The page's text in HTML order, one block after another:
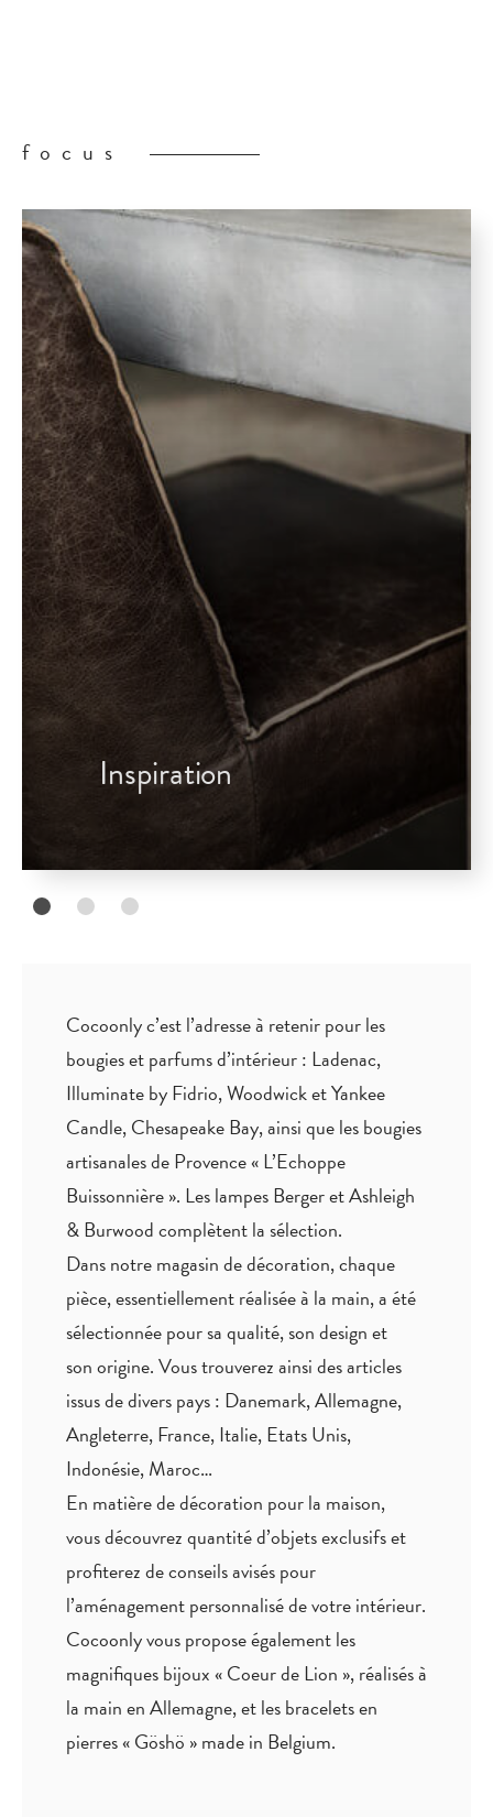
focus
Inspiration
Cocoonly c’est l’adresse à retenir pour les
bougies et parfums d’intérieur : Ladenac,
Illuminate by Fidrio, Woodwick et Yankee
Candle, Chesapeake Bay, ainsi que les bougies
artisanales de Provence « L’Echoppe
Buissonnière ». Les lampes Berger et Ashleigh
& Burwood complètent la sélection.
Dans notre magasin de décoration, chaque
pièce,essentiellement réalisée à la main, a été
sélectionnée pour sa qualité, son design et
son origine. Vous trouverez ainsi des articles
issus de divers pays : Danemark, Allemagne,
Angleterre, France, Italie, Etats Unis,
Indonésie, Maroc…
En matière de décoration pour la maison,
vous découvrez quantitéd’objets exclusifset
profiterez deconseils aviséspour
l’aménagement personnalisé de votre intérieur.
Cocoonly vous propose également les
magnifiques bijoux « Coeur de Lion », réalisés à
la main en Allemagne, et les bracelets en
pierres « Göshö » made in Belgium.